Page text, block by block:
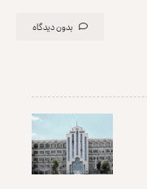
بدون دیدگاه